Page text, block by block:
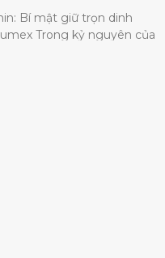
Bí mật giữ trọn dinh
Trong kỷ nguyên của